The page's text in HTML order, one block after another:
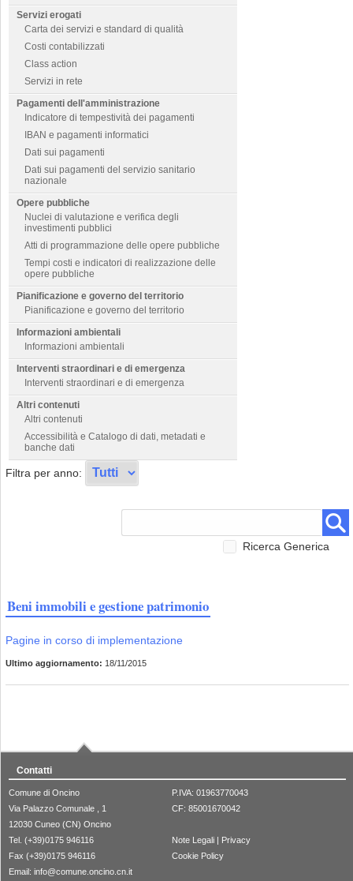
Servizi erogati
Carta dei servizi e standard di qualità
Costi contabilizzati
Class action
Servizi in rete
Pagamenti dell'amministrazione
Indicatore di tempestività dei pagamenti
IBAN e pagamenti informatici
Dati sui pagamenti
Dati sui pagamenti del servizio sanitario
nazionale
Opere pubbliche
Nuclei di valutazione e verifica degli
investimenti pubblici
Atti di programmazione delle opere pubbliche
Tempi costi e indicatori di realizzazione delle
opere pubbliche
Pianificazione e governo del territorio
Pianificazione e governo del territorio
Informazioni ambientali
Informazioni ambientali
Interventi straordinari e di emergenza
Interventi straordinari e di emergenza
Altri contenuti
Altri contenuti
Accessibilità e Catalogo di dati, metadati e
banche dati
Filtra per anno:
Ricerca Generica
Beni immobili e gestione patrimonio
Pagine in corso di implementazione
Ultimo aggiornamento: 18/11/2015
Contatti
Comune di Oncino
Via Palazzo Comunale , 1
12030 Cuneo (CN) Oncino
Tel. (+39)0175 946116
Fax (+39)0175 946116
Email: info@comune.oncino.cn.it
P.IVA: 01963770043
CF: 85001670042
Note Legali | Privacy
Cookie Policy